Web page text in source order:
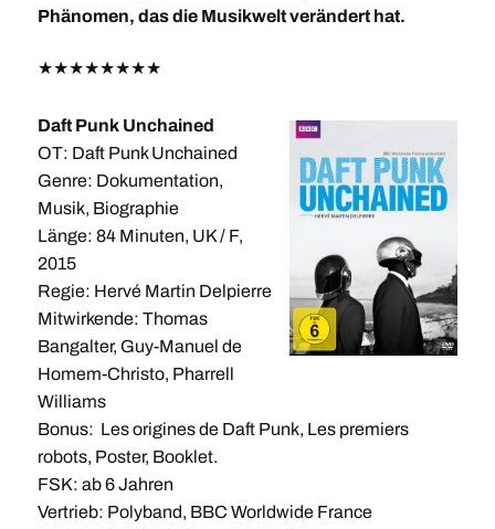
Phänomen, das die Musikwelt verändert hat.
★★★★★★★★
Daft Punk Unchained
OT: Daft Punk Unchained
Genre: Dokumentation,
Musik, Biographie
Länge: 84 Minuten, UK / F,
2015
Regie: Hervé Martin Delpierre
Mitwirkende: Thomas
Bangalter, Guy-Manuel de
Homem-Christo, Pharrell
Williams
Bonus: Les origines de Daft Punk, Les premiers
robots, Poster, Booklet.
FSK: ab 6 Jahren
Vertrieb: Polyband, BBC Worldwide France